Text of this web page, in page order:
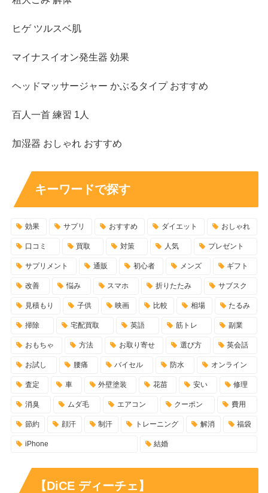
ヒゲ ツルスベ肌
マイナスイオン発生器 効果
ヘッドマッサージャー かぶるタイプ おすすめ
百人一首 練習 1人
加湿器 おしゃれ おすすめ
キーワードで探す
効果 サプリ おすすめ ダイエット おしゃれ
口コミ 買取 対策 人気 プレゼント
サプリメント 通販 初心者 メンズ ギフト
改善 悩み スマホ 折りたたみ サブスク
見積もり 子供 映画 比較 相場 たるみ
掃除 宅配買取 英語 筋トレ 副業
おもちゃ 方法 お取り寄せ 選び方 英会話
お試し 腰痛 バイセル 防水 オンライン
査定 車 外壁塗装 花苗 安い 修理
消臭 ムダ毛 エアコン クーポン 費用
節約 顔汗 制汗 トレーニング 解消 福袋
iPhone 結婚
【DiCE ディーチェ】